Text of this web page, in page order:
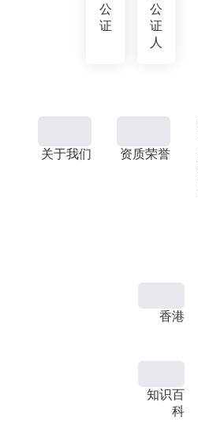
公
证
公
证
人
关于我们 资质荣誉
香港
知识百
科